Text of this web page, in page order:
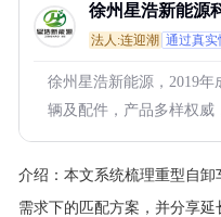
徐州星浩新能源
法人:连迎潮 通过真实
徐州星浩新能源，2019
辆及配件，产品多样权威
介绍： 本文系统梳理重型自
需求下的匹配方案，并分享